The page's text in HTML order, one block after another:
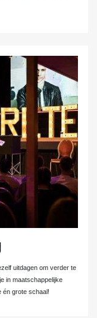
uitdagen om verder te
in maatschappelijke
én grote schaal!